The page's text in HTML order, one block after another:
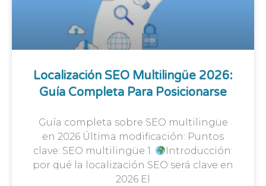
Localización SEO Multilingüe 2026:
Guía Completa Para Posicionarse
Guía completa sobre SEO multilingüe
en 2026 Última modificación: Puntos
clave: SEO multilingüe 1.
Introducción:
por qué la localización SEO será clave en
2026 El